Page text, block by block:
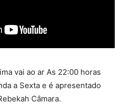
vai ao ar As 22:00 horas
a Sexta e é apresentado
Câmara.